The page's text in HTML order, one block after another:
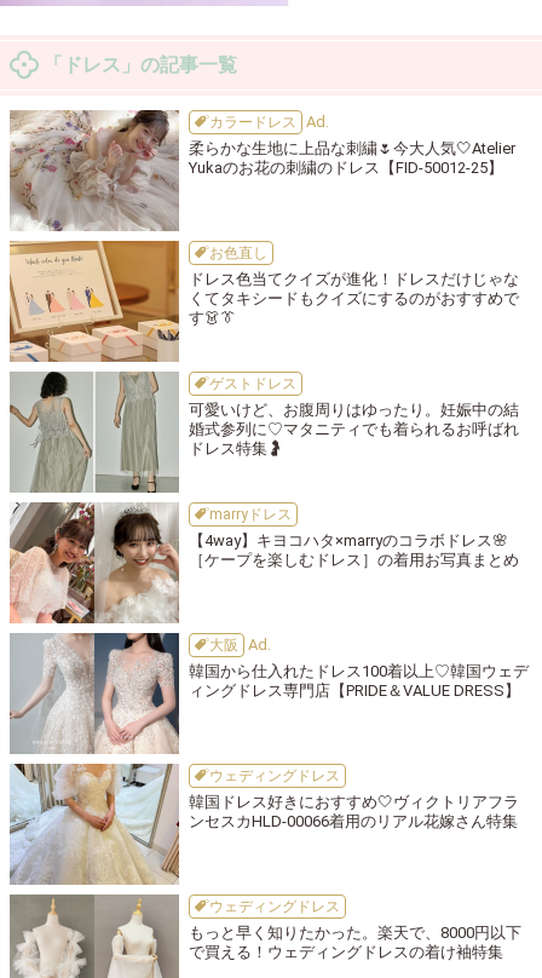
「ドレス」の記事一覧
カラードレス
柔らかな生地に上品な刺繍🌷今大人気🤍Atelier
Yukaのお花の刺繍のドレス【FID-50012-25】
お色直し
ドレス色当てクイズが進化！ドレスだけじゃな
くてタキシードもクイズにするのがおすすめで
す👗👔
ゲストドレス
可愛いけど、お腹周りはゆったり。妊娠中の結
婚式参列に♡マタニティでも着られるお呼ばれ
ドレス特集🤰
marryドレス
【4way】キヨコハタ×marryのコラボドレス🌸
［ケープを楽しむドレス］の着用お写真まとめ
大阪
韓国から仕入れたドレス100着以上♡韓国ウェデ
ィングドレス専門店【PRIDE＆VALUE DRESS】
ウェディングドレス
韓国ドレス好きにおすすめ🤍ヴィクトリアフラ
ンセスカHLD-00066着用のリアル花嫁さん特集
ウェディングドレス
もっと早く知りたかった。楽天で、8000円以下
で買える！ウェディングドレスの着け袖特集